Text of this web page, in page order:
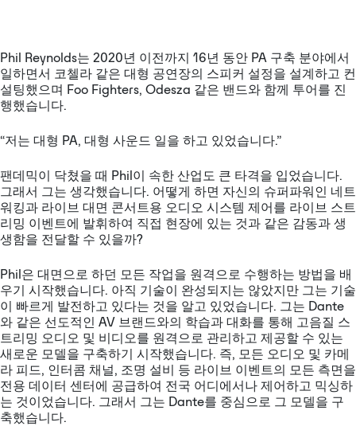
Phil Reynolds는 2020년 이전까지 16년 동안 PA 구축 분야에서
일하면서 코첼라 같은 대형 공연장의 스피커 설정을 설계하고 컨
설팅했으며 Foo Fighters, Odesza 같은 밴드와 함께 투어를 진
행했습니다.
“저는 대형 PA, 대형 사운드 일을 하고 있었습니다.”
팬데믹이 닥쳤을 때 Phil이 속한 산업도 큰 타격을 입었습니다.
그래서 그는 생각했습니다. 어떻게 하면 자신의 슈퍼파워인 네트
워킹과 라이브 대면 콘서트용 오디오 시스템 제어를 라이브 스트
리밍 이벤트에 발휘하여 직접 현장에 있는 것과 같은 감동과 생
생함을 전달할 수 있을까?
Phil은 대면으로 하던 모든 작업을 원격으로 수행하는 방법을 배
우기 시작했습니다. 아직 기술이 완성되지는 않았지만 그는 기술
이 빠르게 발전하고 있다는 것을 알고 있었습니다. 그는 Dante
와 같은 선도적인 AV 브랜드와의 학습과 대화를 통해 고음질 스
트리밍 오디오 및 비디오를 원격으로 관리하고 제공할 수 있는
새로운 모델을 구축하기 시작했습니다. 즉, 모든 오디오 및 카메
라 피드, 인터콤 채널, 조명 설비 등 라이브 이벤트의 모든 측면을
전용 데이터 센터에 공급하여 전국 어디에서나 제어하고 믹싱하
는 것이었습니다. 그래서 그는 Dante를 중심으로 그 모델을 구
축했습니다.